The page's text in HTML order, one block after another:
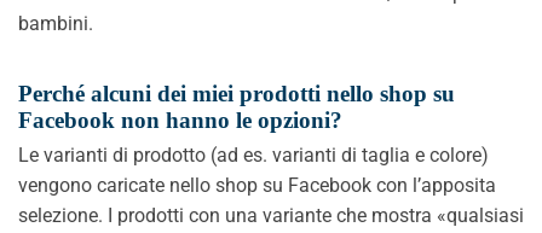
bambini.
Perché alcuni dei miei prodotti nello shop su
Facebook non hanno le opzioni?
Le varianti di prodotto (ad es. varianti di taglia e colore)
vengono caricate nello shop su Facebook con l’apposita
selezione. I prodotti con una variante che mostra «qualsiasi